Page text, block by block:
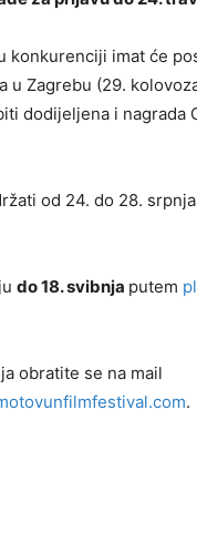
konkurenciji imat će
u Zagrebu (29.
dodijeljena i nagrada
od 24. do 28.
do 18. svibnja putem
obratite se na mail
.